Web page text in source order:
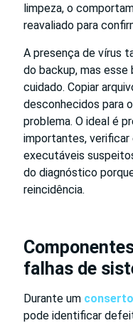
limpeza, o
reavaliado para
A presença de vírus
do backup, mas
cuidado. Copiar
desconhecidos para
problema. O ideal é
importantes,
executáveis
do diagnóstico
reincidência.
falhas de
Durante um
pode identificar